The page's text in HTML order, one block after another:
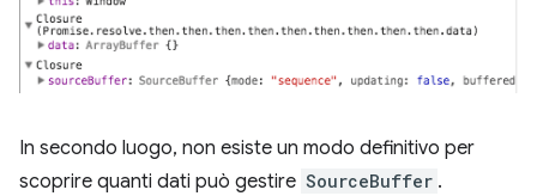
In secondo luogo, non esiste un modo definitivo per
scoprire quanti dati può gestire SourceBuffer .